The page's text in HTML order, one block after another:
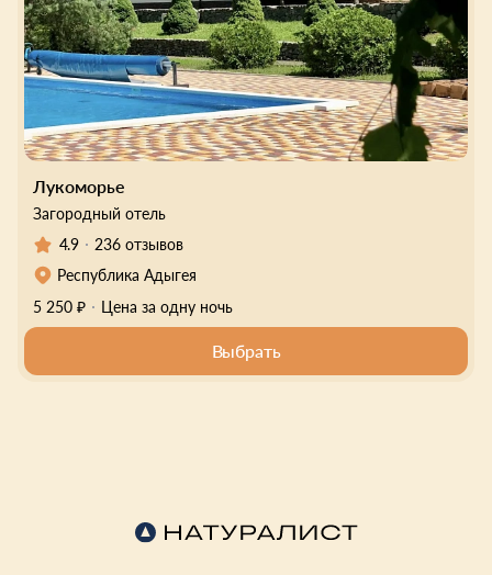
Лукоморье
Загородный отель
4.9
236 отзывов
Республика Адыгея
5 250 ₽
Цена за одну ночь
Выбрать